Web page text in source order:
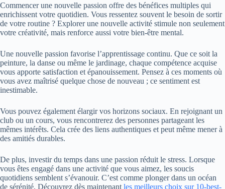
Commencer une nouvelle passion offre des bénéfices multiples qui
enrichissent votre quotidien. Vous ressentez souvent le besoin de sortir
de votre routine ? Explorer une nouvelle activité stimule non seulement
votre créativité, mais renforce aussi votre bien-être mental.
Une nouvelle passion favorise l’apprentissage continu. Que ce soit la
peinture, la danse ou même le jardinage, chaque compétence acquise
vous apporte satisfaction et épanouissement. Pensez à ces moments où
vous avez maîtrisé quelque chose de nouveau ; ce sentiment est
inestimable.
Vous pouvez également élargir vos horizons sociaux. En rejoignant un
club ou un cours, vous rencontrerez des personnes partageant les
mêmes intérêts. Cela crée des liens authentiques et peut même mener à
des amitiés durables.
De plus, investir du temps dans une passion réduit le stress. Lorsque
vous êtes engagé dans une activité que vous aimez, les soucis
quotidiens semblent s’évanouir. C’est comme plonger dans un océan
de sérénité. Découvrez dès maintenant les meilleurs choix sur 10-best-